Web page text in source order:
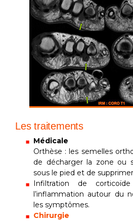
Les traitements
Médicale
Orthèse : les semelles
de décharger la zone ou
sous le pied et de
Infiltration de
l’inflammation autour du
les symptômes.
Chirurgie